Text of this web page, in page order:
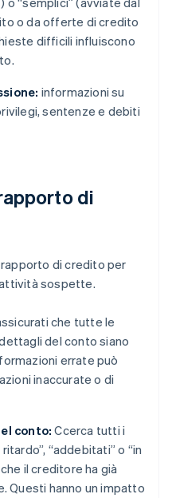
o da offerte di credito
difficili influiscono
informazioni su
sentenze e debiti
di
di credito per
sospette.
che tutte le
del conto siano
errate può
inaccurate o di
conto:Ccerca tutti i
“addebitati” o “in
il creditore ha già
Questi hanno un impatto